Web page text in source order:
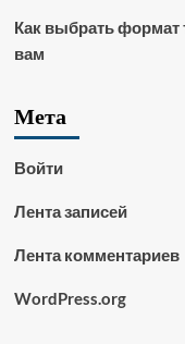
Как выбрать формат
вам
Мета
Войти
Лента записей
Лента комментариев
WordPress.org